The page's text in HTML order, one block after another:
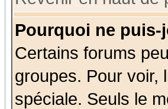
Pourquoi ne puis-
Certains forums
groupes. Pour voir,
spéciale. Seuls le